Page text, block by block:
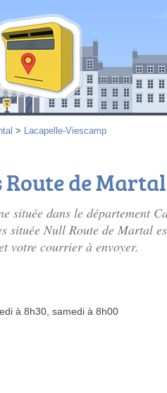
> Lacapelle-Viescamp
de Martal
située dans le département
située Null Route de Martal
votre courrier à envoyer.
à 8h30, samedi à 8h00